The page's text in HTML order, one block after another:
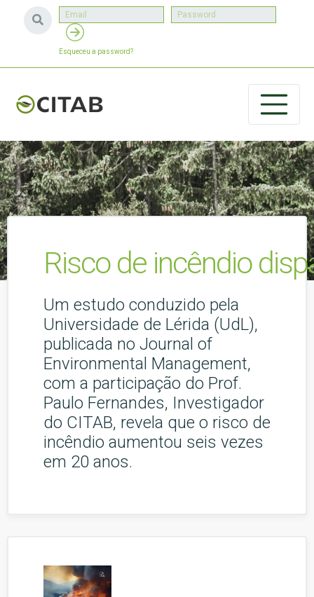
Esqueceu a password?
Risco de incêndio
Um estudo conduzido pela
Universidade de Lérida (UdL),
publicada no Journal of
Environmental Management,
com a participação do Prof.
Paulo Fernandes, Investigador
do CITAB, revela que o risco de
incêndio aumentou seis vezes
em 20 anos.